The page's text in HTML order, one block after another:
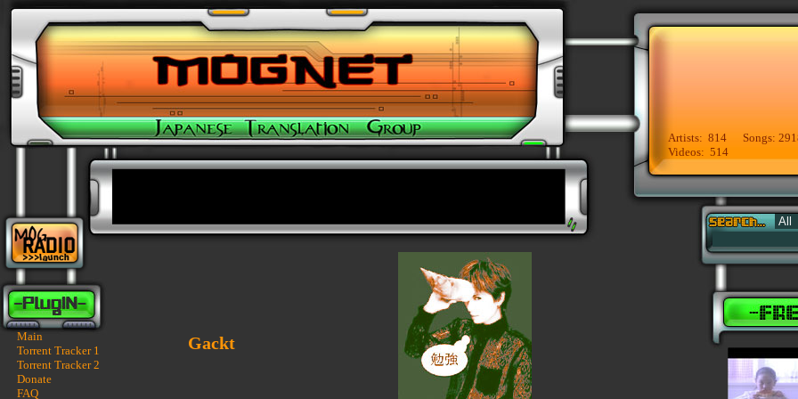
Artists: 814 Songs:
Videos: 514
Main
Torrent Tracker 1
Torrent Tracker 2
Donate
FAQ
Gackt